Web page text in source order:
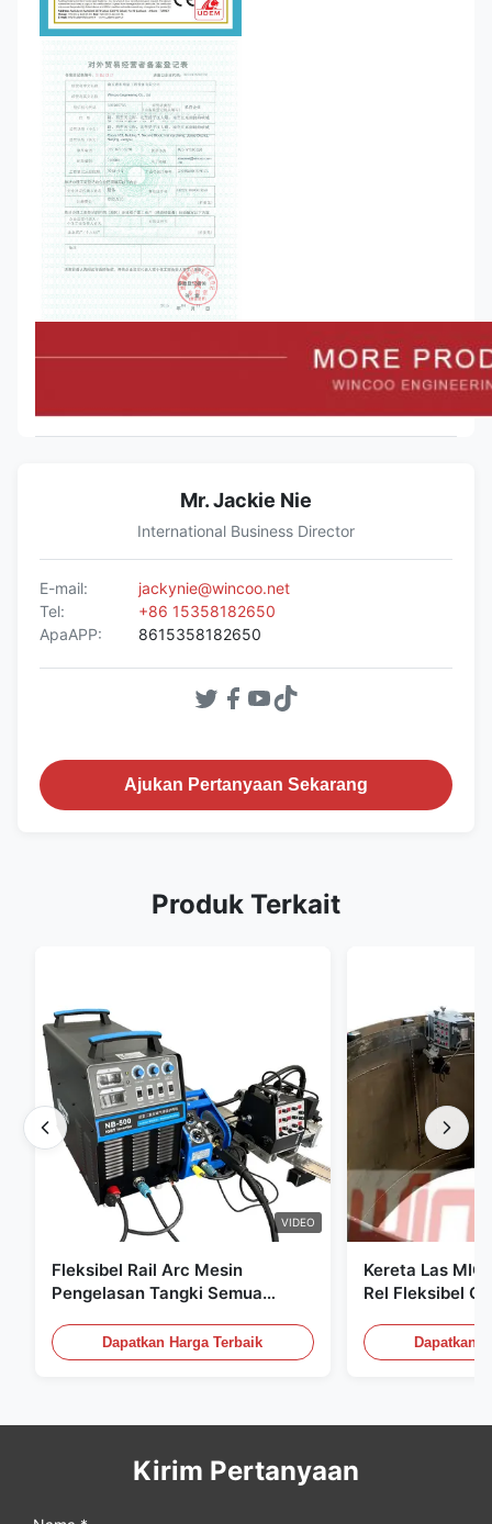
Mr. Jackie Nie
International Business Director
E-mail:
jackynie@wincoo.net
Tel:
+86 15358182650
ApaAPP:
8615358182650
Ajukan Pertanyaan Sekarang
Produk Terkait
VIDEO
Fleksibel Rail Arc Mesin
Pengelasan Tangki Semua
PengelasanDapatkan Harga Terbaik
Kereta Las MIG
Rel Fleksibel
TekananDapatkan
Kirim Pertanyaan